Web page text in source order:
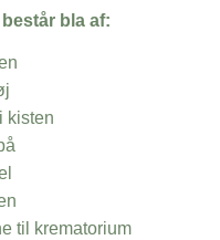
bla af:
kisten
til krematorium